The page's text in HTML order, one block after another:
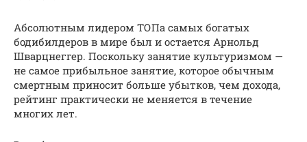
Абсолютным лидером ТОПа самых богатых
бодибилдеров в мире был и остается Арнольд
Шварцнеггер. Поскольку занятие культуризмом —
не самое прибыльное занятие, которое обычным
смертным приносит больше убытков, чем дохода,
рейтинг практически не меняется в течение
многих лет.